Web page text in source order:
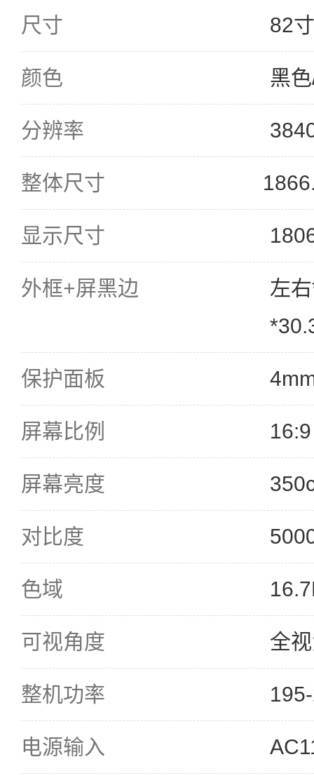
尺寸 82寸
颜色 黑
分辨率
整体尺寸
显示尺寸
外框+屏黑边
左
保护面板
屏幕比例 16:9
屏幕亮度
对比度
色域
可视角度 全
整机功率
电源输入